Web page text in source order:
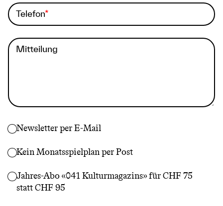
Telefon
Mitteilung
Newsletter per E-Mail
Kein Monatsspielplan per Post
Jahres-Abo «041 Kulturmagazins» für CHF 75
statt CHF 95